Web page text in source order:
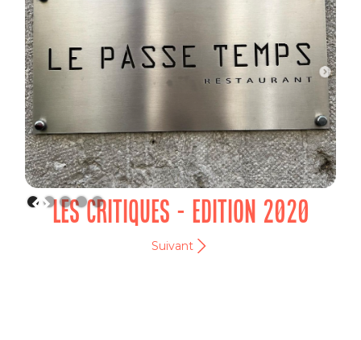
LES CRITIQUES - EDITION 2020
Suivant